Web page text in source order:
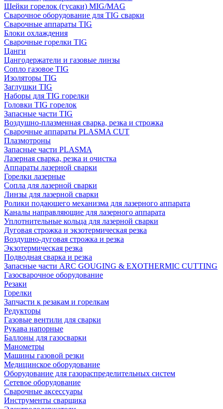
Шейки горелок (гусаки) MIG/MAG
Сварочное оборудование для TIG сварки
Сварочные аппараты TIG
Блоки охлаждения
Сварочные горелки TIG
Цанги
Цангодержатели и газовые линзы
Сопло газовое TIG
Изоляторы TIG
Заглушки TIG
Наборы для TIG горелки
Головки TIG горелок
Запасные части TIG
Воздушно-плазменная сварка, резка и строжка
Сварочные аппараты PLASMA CUT
Плазмотроны
Запасные части PLASMA
Лазерная сварка, резка и очистка
Аппараты лазерной сварки
Горелки лазерные
Сопла для лазерной сварки
Линзы для лазерной сварки
Ролики подающего механизма для лазерного аппарата
Каналы направляющие для лазерного аппарата
Уплотнительные кольца для лазерной сварки
Дуговая строжка и экзотермическая резка
Воздушно-дуговая строжка и резка
Экзотермическая резка
Подводная сварка и резка
Запасные части ARC GOUGING & EXOTHERMIC CUTTING
Газосварочное оборудование
Резаки
Горелки
Запчасти к резакам и горелкам
Редукторы
Газовые вентили для сварки
Рукава напорные
Баллоны для газосварки
Манометры
Машины газовой резки
Медицинское оборудование
Оборудование для газораспределительных систем
Сетевое оборудование
Сварочные аксессуары
Инструменты сварщика